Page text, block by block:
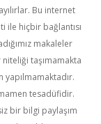
Bu internet
ile hiçbir bağlantısı
makaleler
taşımamakta
yapılmamaktadır.
tesadüfidir.
bir bilgi paylaşım